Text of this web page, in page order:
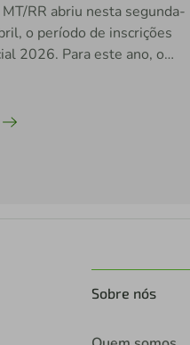
RR abriu nesta segunda-
o período de inscrições
2026. Para este ano, o
Sobre nós